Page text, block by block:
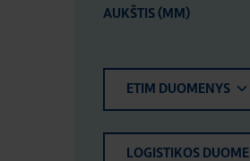
AUKŠTIS (MM)
ETIM DUOMENYS
LOGISTIKOS